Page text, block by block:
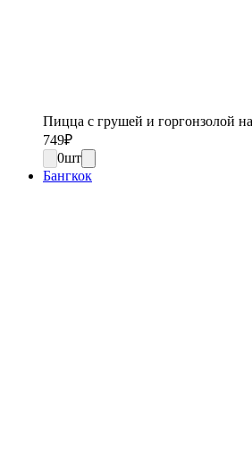
Пицца с грушей и горгонзолой
749₽
0шт
Бангкок